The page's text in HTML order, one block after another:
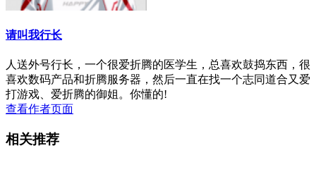
请叫我行长
人送外号行长，一个很爱折腾的医学生，总喜欢鼓捣东西，很
喜欢数码产品和折腾服务器，然后一直在找一个志同道合又爱
打游戏、爱折腾的御姐。你懂的!
查看作者页面
相关推荐